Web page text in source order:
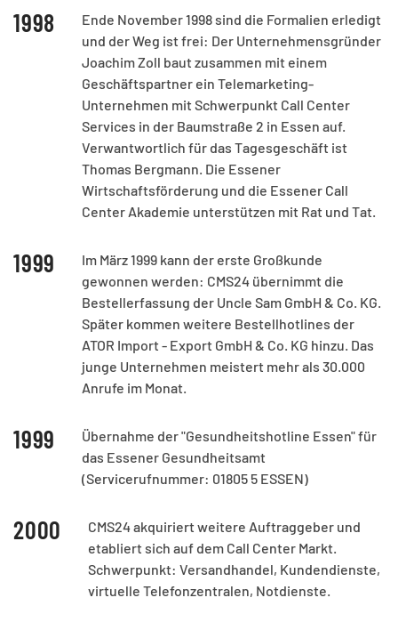
1998
Ende November 1998 sind die Formalien erledigt
und der Weg ist frei: Der Unternehmensgründer
Joachim Zoll baut zusammen mit einem
Geschäftspartner ein Telemarketing-
Unternehmen mit Schwerpunkt Call Center
Services in der Baumstraße 2 in Essen auf.
Verwantwortlich für das Tagesgeschäft ist
Thomas Bergmann. Die Essener
Wirtschaftsförderung und die Essener Call
Center Akademie unterstützen mit Rat und Tat.
1999
Im März 1999 kann der erste Großkunde
gewonnen werden: CMS24 übernimmt die
Bestellerfassung der Uncle Sam GmbH & Co. KG.
Später kommen weitere Bestellhotlines der
ATOR Import - Export GmbH & Co. KG hinzu. Das
junge Unternehmen meistert mehr als 30.000
Anrufe im Monat.
1999
Übernahme der "Gesundheitshotline Essen" für
das Essener Gesundheitsamt
(Servicerufnummer: 01805 5 ESSEN)
2000
CMS24 akquiriert weitere Auftraggeber und
etabliert sich auf dem Call Center Markt.
Schwerpunkt: Versandhandel, Kundendienste,
virtuelle Telefonzentralen, Notdienste.